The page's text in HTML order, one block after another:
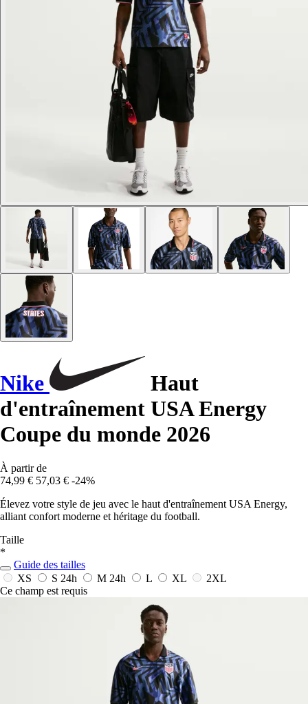
Nike
Haut
d'entraînement USA Energy
Coupe du monde 2026
À partir de
74,99 € 57,03 € -24%
Élevez votre style de jeu avec le haut d'entraînement USA Energy,
alliant confort moderne et héritage du football.
Taille
*
Guide des tailles
XS
S 24h M 24h L XL
2XL
Ce champ est requis